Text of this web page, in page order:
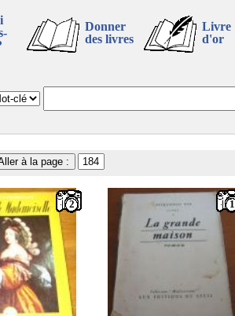
Donner
des livres
Livre
d'or
2 1